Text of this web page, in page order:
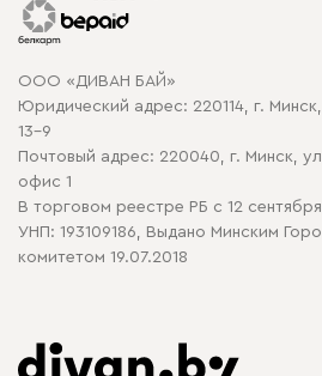
Гарантия
Карта сайта
Политика конфиденциальности
Политика в отношении обработки
ООО «ДИВАН БАЙ»
Юридический адрес: 220114, г.
13-9
Почтовый адрес: 220040, г. Минск,
офис 1
В торговом реестре РБ с 12
УНП: 193109186, Выдано Минским
комитетом 19.07.2018